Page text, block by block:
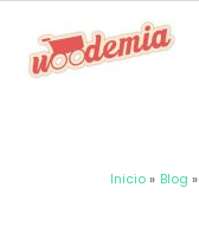
Inicio Blog